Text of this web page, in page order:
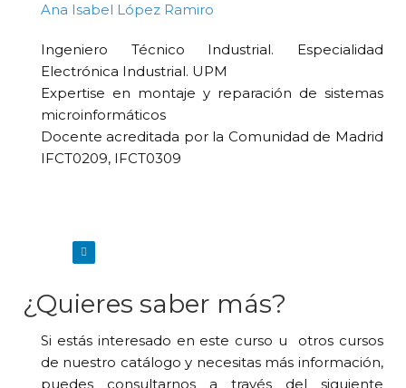
Ana Isabel López Ramiro
Ingeniero Técnico Industrial. Especialidad
Electrónica Industrial. UPM
Expertise en montaje y reparación de sistemas
microinformáticos
Docente acreditada por la Comunidad de Madrid
IFCT0209, IFCT0309
¿Quieres saber más?
Si estás interesado en este curso u otros cursos
de nuestro catálogo y necesitas más información,
puedes consultarnos a través del siguiente